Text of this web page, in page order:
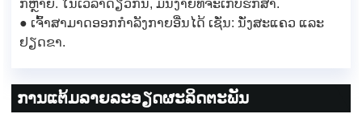
ກຫຼາຍ. ໃນເວລາດຽວກັນ, ມັນງ່າຍທີ່ຈະເກັບຮັກສາ.
● ເຈົ້າສາມາດອອກກຳລັງກາຍອື່ນໄດ້ ເຊັ່ນ: ນັ່ງສະແຄວ ແລະ
ຢຽດຂາ.
ການແຕ້ມລາຍລະອຽດຜະລິດຕະພັນ